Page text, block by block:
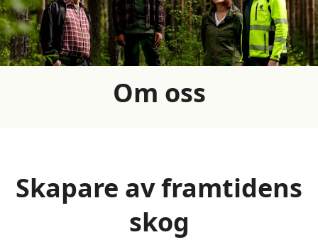
Om oss
Skapare av framtidens
skog